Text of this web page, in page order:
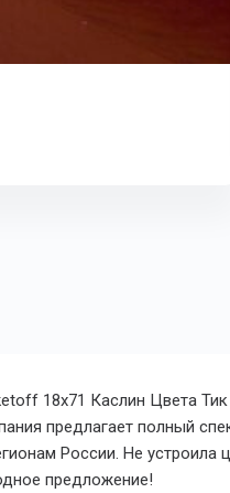
18x71 Каслин Цвета
предлагает полный
России. Не устроила
предложение!